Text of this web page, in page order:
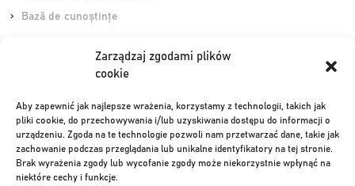
Zarządzaj zgodami plików
cookie
Aby zapewnić jak najlepsze wrażenia, korzystamy z technologii, takich jak
pliki cookie, do przechowywania i/lub uzyskiwania dostępu do informacji o
urządzeniu. Zgoda na te technologie pozwoli nam przetwarzać dane, takie jak
zachowanie podczas przeglądania lub unikalne identyfikatory na tej stronie.
Brak wyrażenia zgody lub wycofanie zgody może niekorzystnie wpłynąć na
niektóre cechy i funkcje.
Bază de cunoștințe
Sticlă și oglinzi
Sanitare
Împrospătare